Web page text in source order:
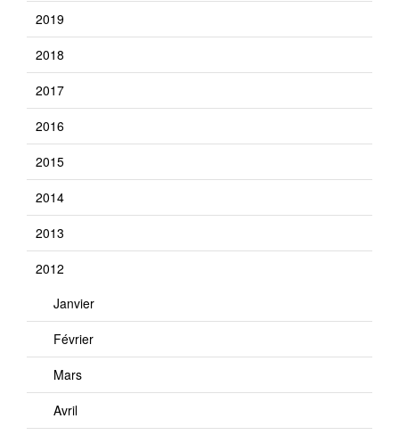
2019
2018
2017
2016
2015
2014
2013
2012
Janvier
Février
Mars
Avril